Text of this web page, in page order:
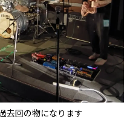
去回の物になります